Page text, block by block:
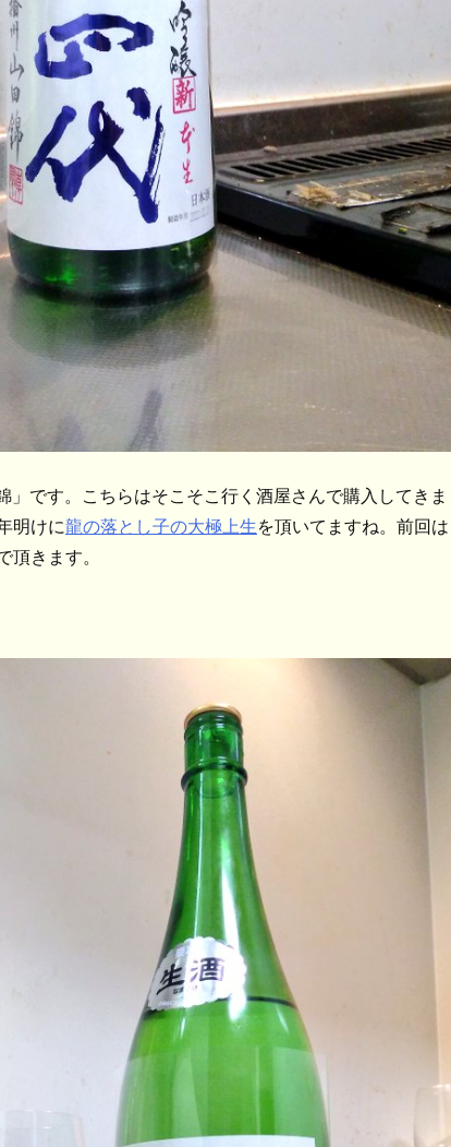
」です。こちらはそこそこ行く酒屋さんで購入してきま
明けに龍の落とし子の大極上生を頂いてますね。前回
きます。